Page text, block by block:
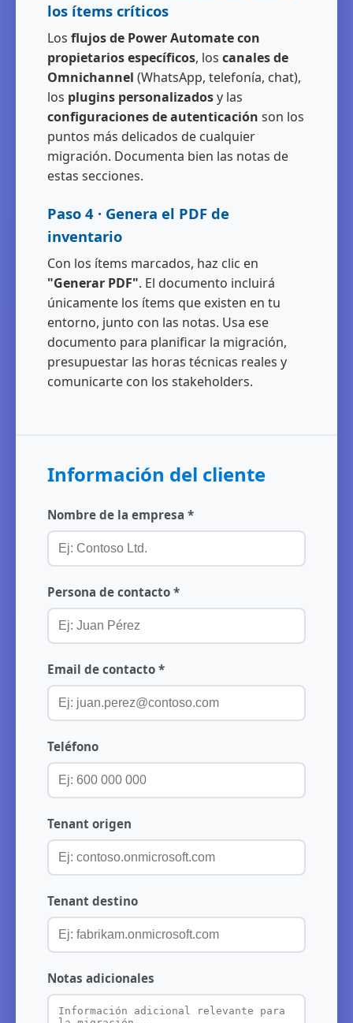
los ítems críticos
Los flujos de Power Automate con
propietarios específicos, los canales de
Omnichannel (WhatsApp, telefonía, chat),
los plugins personalizadosy las
configuraciones de autenticación son los
puntos más delicados de cualquier
migración. Documenta bien las notas de
estas secciones.
Paso 4 · Genera el PDF de
inventario
Con los ítems marcados, haz clic en
"Generar PDF". El documento incluirá
únicamente los ítems que existen en tu
entorno, junto con las notas. Usa ese
documento para planificar la migración,
presupuestar las horas técnicas reales y
comunicarte con los stakeholders.
Información del cliente
Nombre de la empresa *
Persona de contacto *
Email de contacto *
Teléfono
Tenant origen
Tenant destino
Notas adicionales